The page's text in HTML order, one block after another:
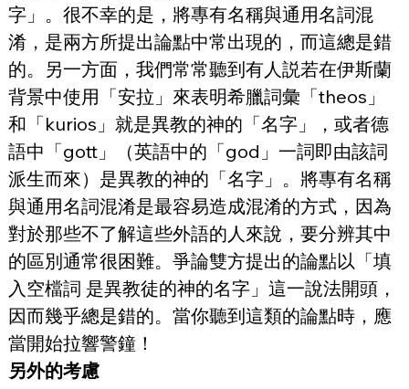
字」。很不幸的是，將專有名稱與通用名詞混
淆，是兩方所提出論點中常出現的，而這總是錯
的。另一方面，我們常常聽到有人説若在伊斯蘭
背景中使用「安拉」來表明希臘詞彙「theos」
和「kurios」就是異教的神的「名字」，或者德
語中「gott」（英語中的「god」一詞即由該詞
派生而來）是異教的神的「名字」。將專有名稱
與通用名詞混淆是最容易造成混淆的方式，因為
對於那些不了解這些外語的人來說，要分辨其中
的區別通常很困難。爭論雙方提出的論點以「填
入空檔詞 是異教徒的神的名字」這一說法開頭，
因而幾乎總是錯的。當你聽到這類的論點時，應
當開始拉響警鐘！
另外的考慮